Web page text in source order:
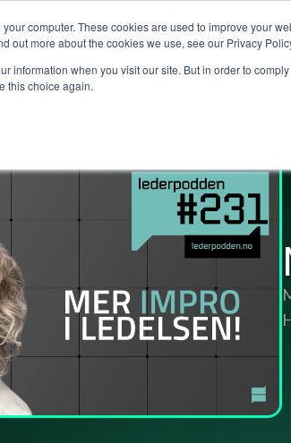
computer. These cookies are used to improve your
out more about the cookies we use, see our Privacy
information when you visit our site. But in order to
this choice again.
Tjenester